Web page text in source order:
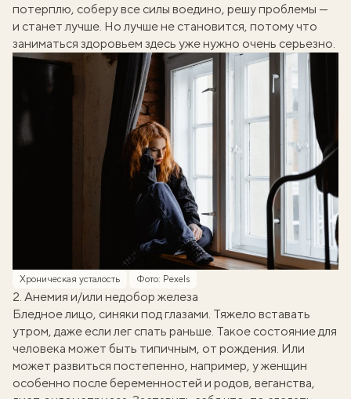
потерплю, соберу все силы воедино, решу проблемы —
и станет лучше. Но лучше не становится, потому что
заниматься здоровьем здесь уже нужно очень серьезно.
Хроническая усталость Фото: Pexels
2. Анемия и/или недобор железа
Бледное лицо, синяки под глазами. Тяжело вставать
утром, даже если лег спать раньше. Такое состояние для
человека может быть типичным, от рождения. Или
может развиться постепенно, например, у женщин
особенно после беременностей и родов, веганства,